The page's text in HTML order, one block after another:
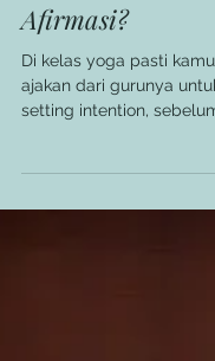
Apa Bedanya
Afirmasi?
Di kelas yoga pasti